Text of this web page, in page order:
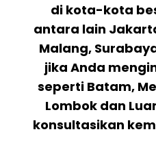
di kota-kota
antara lain
Malang,
jika Anda
seperti Batam,
Lombok dan
konsultasikan